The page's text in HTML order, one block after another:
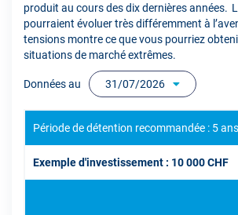
produit au cours des dix dernières années.
pourraient évoluer très différemment à
tensions montre ce que vous pourriez
situations de marché extrêmes.
Données au 31/07/2026
Période de détention recommandée : 5 ans
Exemple d'investissement : 10 000 CHF